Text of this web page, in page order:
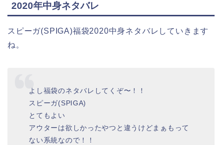
2020年中身ネタバレ
スピーガ(SPIGA)福袋2020中身ネタバレしていきます
ね。
よし福袋のネタバレしてくぞ〜！！
スピーガ(SPIGA)
とてもよい
アウターは欲しかったやつと違うけどまぁもって
ない系統なので！！